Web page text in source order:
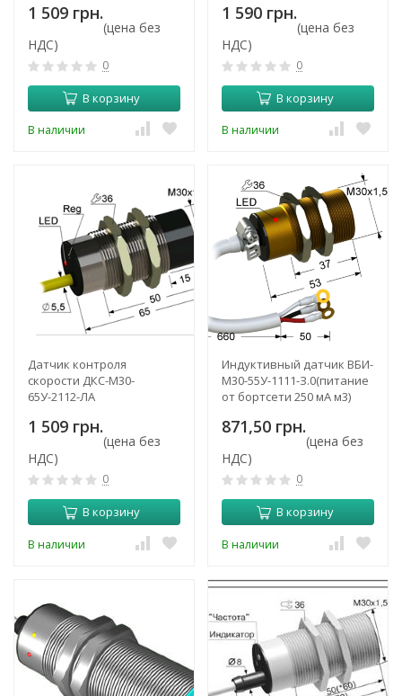
1 509 грн.
(цена без
НДС)
0
В корзину
В наличии
1 590 грн.
(цена без
НДС)
0
В корзину
В наличии
Датчик контроля
скорости ДКС-М30-
65У-2112-ЛА
1 509 грн.
(цена без
НДС)
0
В корзину
В наличии
Индуктивный датчик ВБИ-
М30-55У-1111-З.0(питание
от бортсети 250 мА м3)
871,50 грн.
(цена без
НДС)
0
В корзину
В наличии